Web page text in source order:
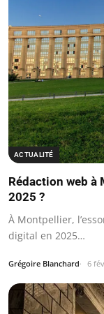
ACTUALITÉ
Rédaction web
2025 ?
À Montpellier,
digital en 2025…
Grégoire Blanchard 6